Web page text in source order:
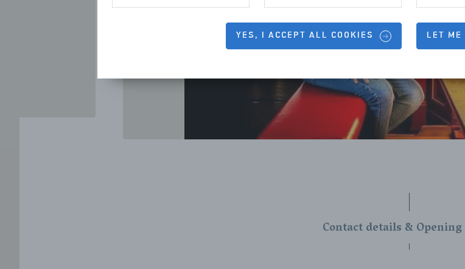
YES, I ACCEPT ALL COOKIES LET ME
Contact details &